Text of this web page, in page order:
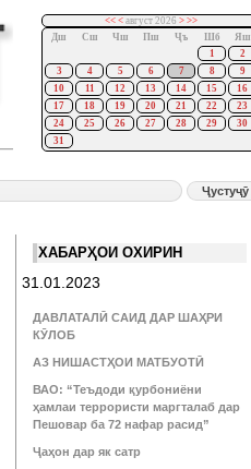
<< <август 2026 > >>
Дш
Сш Чш Пш Ҷъ Шб
Яш
1
2
3
4 5 6 7 8
9
10
11 12 13 14 15
16
17
18 19 20 21 22
23
24
25 26 27 28 29
30
31
ХАБАРҲОИ ОХИРИН
31.01.2023
ДАВЛАТАЛӢ САИД ДАР ШАҲРИ
КӮЛОБ
АЗ НИШАСТҲОИ МАТБУОТӢ
ВАО: “Теъдоди қурбониёни
ҳамлаи террористи маргталаб дар
Пешовар ба 72 нафар расид”
Ҷаҳон дар як сатр